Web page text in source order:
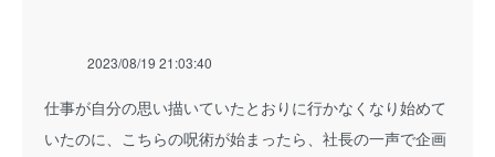
2023/08/19 21:03:40
仕事が自分の思い描いていたとおりに行かなくなり始めて
いたのに、こちらの呪術が始まったら、社長の一声で企画